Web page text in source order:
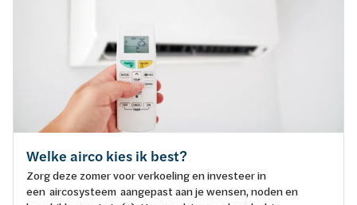
Welke airco kies ik best?
Zorg deze zomer voor verkoeling en investeer in
een aircosysteem aangepast aan je wensen, noden en